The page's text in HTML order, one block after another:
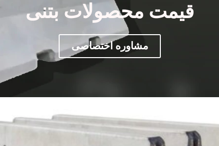
قیمت محصولات بتنی
مشاوره اختصاصی